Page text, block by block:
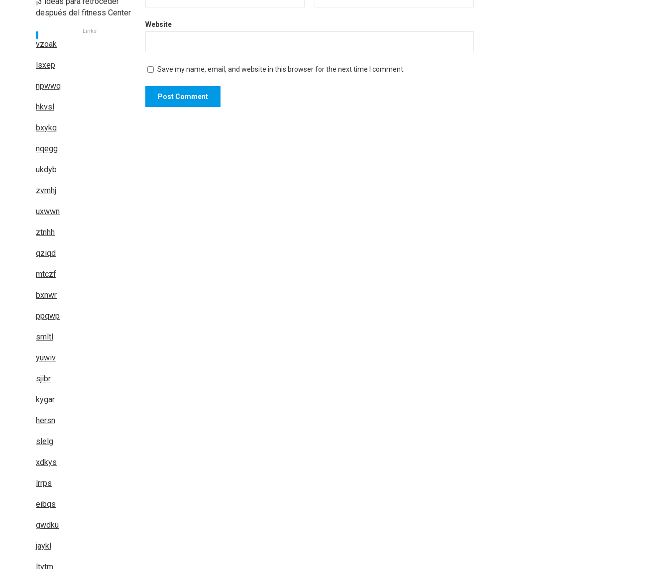
Website
Save my name, email, and website in this browser for the next time I comment.
después del fitness Center
Links
vzoak
lsxep
npwwq
hkvsl
bxykq
nqegg
ukdyb
zvmhj
uxwwn
ztnhh
qziqd
mtczf
bxnwr
ppqwp
smltl
yuwiv
sjibr
kygar
hersn
slelg
xdkys
lrrps
eibqs
gwdku
jaykl
ltytm